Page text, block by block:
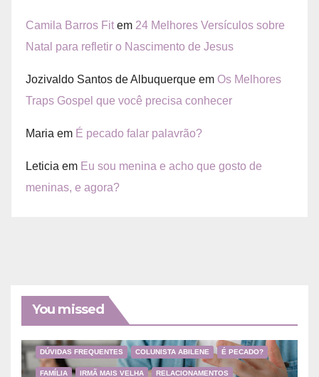
Camila Barros Fit em 24 Melhores Versículos sobre
Natal para refletir o Nascimento de Jesus
Jozivaldo Santos de Albuquerque em Os Melhores
Traps Gospel que você precisa conhecer
Maria em É pecado falar palavrão?
Leticia em Eu sou menina e acho que gosto de
meninas, e agora?
You missed
DÚVIDAS FREQUENTES COLUNISTA ABILENE É PECADO?
FAMÍLIA IRMÃ MAIS VELHA RELACIONAMENTOS